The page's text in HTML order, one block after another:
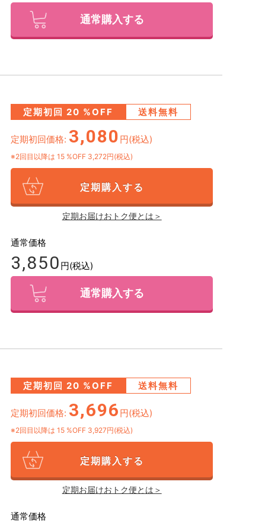
通常購入する
定期初回 20 %OFF 送料無料
定期初回価格: 3,080 円(税込)
※2回目以降は 15 %OFF 3,272円(税込)
定期購入する
定期お届けおトク便とは＞
通常価格
3,850 円(税込)
通常購入する
定期初回 20 %OFF 送料無料
定期初回価格: 3,696 円(税込)
※2回目以降は 15 %OFF 3,927円(税込)
定期購入する
定期お届けおトク便とは＞
通常価格